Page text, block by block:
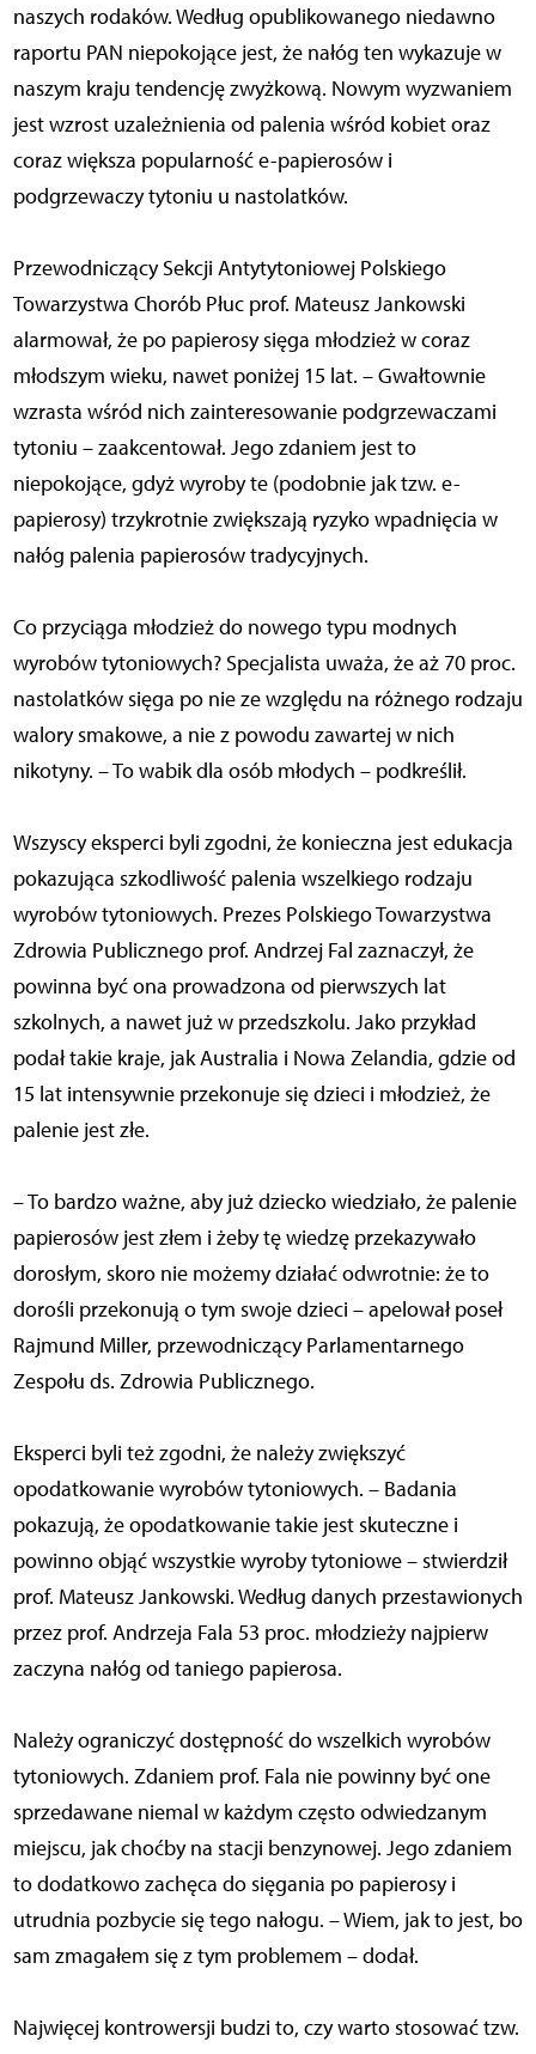
naszych rodaków. Według opublikowanego niedawno
raportu PAN niepokojące jest, że nałóg ten wykazuje w
naszym kraju tendencję zwyżkową. Nowym wyzwaniem
jest wzrost uzależnienia od palenia wśród kobiet oraz
coraz większa popularność e-papierosów i
podgrzewaczy tytoniu u nastolatków.
Przewodniczący Sekcji Antytytoniowej Polskiego
Towarzystwa Chorób Płuc prof. Mateusz Jankowski
alarmował, że po papierosy sięga młodzież w coraz
młodszym wieku, nawet poniżej 15 lat. – Gwałtownie
wzrasta wśród nich zainteresowanie podgrzewaczami
tytoniu – zaakcentował. Jego zdaniem jest to
niepokojące, gdyż wyroby te (podobnie jak tzw. e-
papierosy) trzykrotnie zwiększają ryzyko wpadnięcia w
nałóg palenia papierosów tradycyjnych.
Co przyciąga młodzież do nowego typu modnych
wyrobów tytoniowych? Specjalista uważa, że aż 70 proc.
nastolatków sięga po nie ze względu na różnego rodzaju
walory smakowe, a nie z powodu zawartej w nich
nikotyny. – To wabik dla osób młodych – podkreślił.
Wszyscy eksperci byli zgodni, że konieczna jest edukacja
pokazująca szkodliwość palenia wszelkiego rodzaju
wyrobów tytoniowych. Prezes Polskiego Towarzystwa
Zdrowia Publicznego prof. Andrzej Fal zaznaczył, że
powinna być ona prowadzona od pierwszych lat
szkolnych, a nawet już w przedszkolu. Jako przykład
podał takie kraje, jak Australia i Nowa Zelandia, gdzie od
15 lat intensywnie przekonuje się dzieci i młodzież, że
palenie jest złe.
– To bardzo ważne, aby już dziecko wiedziało, że palenie
papierosów jest złem i żeby tę wiedzę przekazywało
dorosłym, skoro nie możemy działać odwrotnie: że to
dorośli przekonują o tym swoje dzieci – apelował poseł
Rajmund Miller, przewodniczący Parlamentarnego
Zespołu ds. Zdrowia Publicznego.
Eksperci byli też zgodni, że należy zwiększyć
opodatkowanie wyrobów tytoniowych. – Badania
pokazują, że opodatkowanie takie jest skuteczne i
powinno objąć wszystkie wyroby tytoniowe – stwierdził
prof. Mateusz Jankowski. Według danych przestawionych
przez prof. Andrzeja Fala 53 proc. młodzieży najpierw
zaczyna nałóg od taniego papierosa.
Należy ograniczyć dostępność do wszelkich wyrobów
tytoniowych. Zdaniem prof. Fala nie powinny być one
sprzedawane niemal w każdym często odwiedzanym
miejscu, jak choćby na stacji benzynowej. Jego zdaniem
to dodatkowo zachęca do sięgania po papierosy i
utrudnia pozbycie się tego nałogu. – Wiem, jak to jest, bo
sam zmagałem się z tym problemem – dodał.
Najwięcej kontrowersji budzi to, czy warto stosować tzw.